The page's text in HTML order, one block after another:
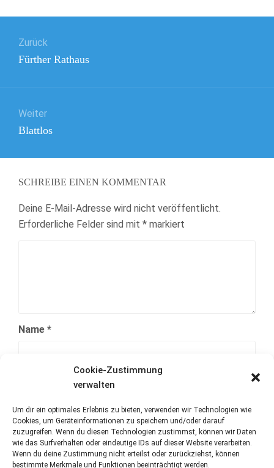
Cookie-Zustimmung
verwalten
Um dir ein optimales Erlebnis zu bieten, verwenden wir Technologien wie
Cookies, um Geräteinformationen zu speichern und/oder darauf
zuzugreifen. Wenn du diesen Technologien zustimmst, können wir Daten
wie das Surfverhalten oder eindeutige IDs auf dieser Website verarbeiten.
Wenn du deine Zustimmung nicht erteilst oder zurückziehst, können
bestimmte Merkmale und Funktionen beeinträchtigt werden.
Zurück
Vorheriger
Fürther Rathaus
Weiter
Nächster
Blattlos
SCHREIBE EINEN KOMMENTAR
Deine E-Mail-Adresse wird nicht veröffentlicht.
Erforderliche Felder sind mit * markiert
Name *
E-Mail-Adresse*
Website